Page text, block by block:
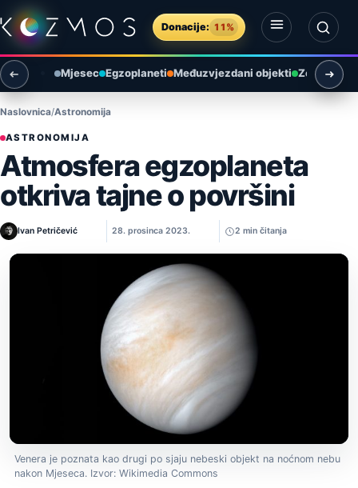
Preskoči na sadržaj
Donacije: 11%
Otvori izbornik
Otvori pretragu
Mjesec Egzoplaneti Međuzvjezdani objekti Zemlja i
Naslovnica Astronomija
ASTRONOMIJA
Atmosfera egzoplaneta
otkriva tajne o površini
Ivan Petričević 28. prosinca 2023. 2 min čitanja
Venera je poznata kao drugi po sjaju nebeski objekt na noćnom nebu
nakon Mjeseca. Izvor: Wikimedia Commons